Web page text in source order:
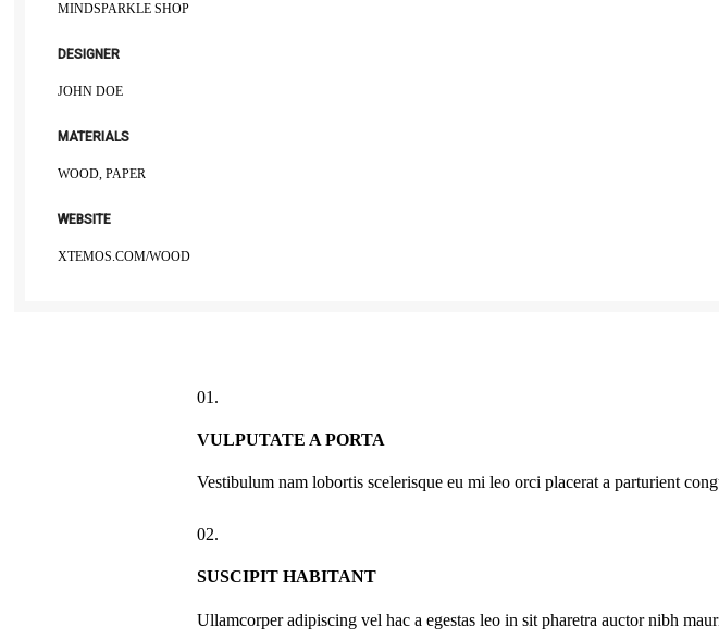
MINDSPARKLE SHOP
DESIGNER
JOHN DOE
MATERIALS
WOOD, PAPER
WEBSITE
XTEMOS.COM/WOOD
01.
VULPUTATE A PORTA
Vestibulum nam lobortis scelerisque eu mi leo orci placerat a parturient
02.
SUSCIPIT HABITANT
Ullamcorper adipiscing vel hac a egestas leo in sit pharetra auctor nibh